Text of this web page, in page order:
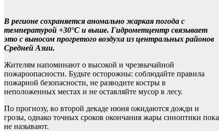
В регионе сохраняется аномально жаркая погода с
температурой +30°C и выше. Гидрометцентр связывает
это с выносом прогретого воздуха из центральных районов
Средней Азии.
Жителям напоминают о высокой и чрезвычайной
пожароопасности. Будьте осторожны: соблюдайте правила
пожарной безопасности, не разводите костры в
неположенных местах и не оставляйте мусор в лесу.
По прогнозу, во второй декаде июня ожидаются дожди и
грозы, однако точных сроков окончания жары синоптики пока
не называют.